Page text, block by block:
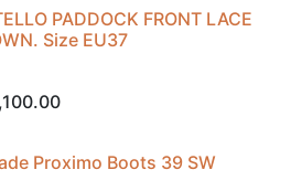
PADDOCK FRONT LACE
Size EU37
Proximo Boots 39 SW